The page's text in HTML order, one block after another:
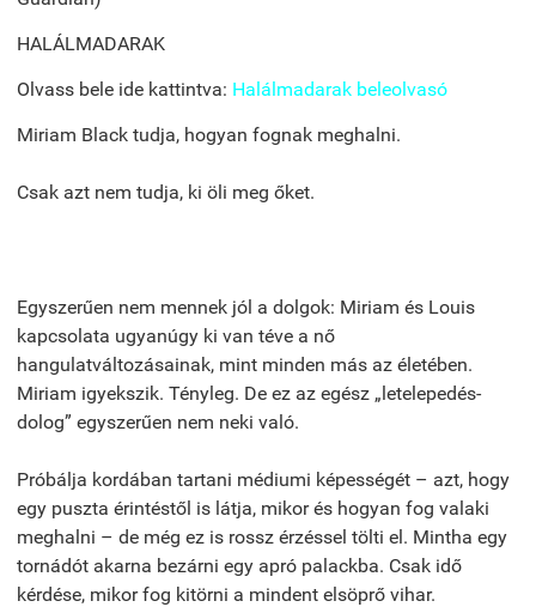
HALÁLMADARAK
Olvass bele ide kattintva: Halálmadarak beleolvasó
Miriam Black tudja, hogyan fognak meghalni.
Csak azt nem tudja, ki öli meg őket.
Egyszerűen nem mennek jól a dolgok: Miriam és Louis
kapcsolata ugyanúgy ki van téve a nő
hangulatváltozásainak, mint minden más az életében.
Miriam igyekszik. Tényleg. De ez az egész „letelepedés-
dolog” egyszerűen nem neki való.
Próbálja kordában tartani médiumi képességét – azt, hogy
egy puszta érintéstől is látja, mikor és hogyan fog valaki
meghalni – de még ez is rossz érzéssel tölti el. Mintha egy
tornádót akarna bezárni egy apró palackba. Csak idő
kérdése, mikor fog kitörni a mindent elsöprő vihar.